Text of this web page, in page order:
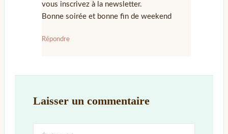
vous inscrivez à la newsletter.
Bonne soirée et bonne fin de weekend
Répondre
Laisser un commentaire